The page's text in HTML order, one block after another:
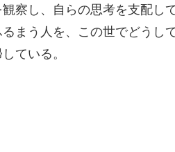
察し、自らの思考を支配し
るまう人を、この世でどうし
ている。